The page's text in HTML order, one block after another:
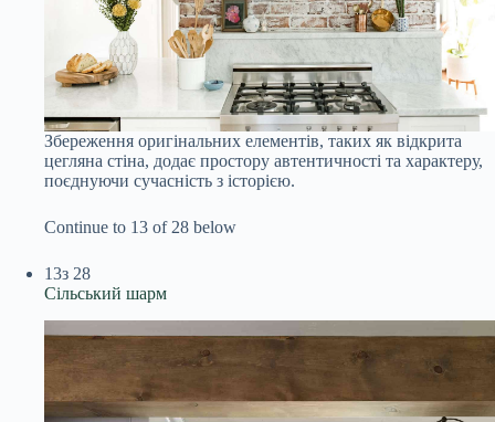
Збереження оригінальних елементів, таких як відкрита
цегляна стіна, додає простору автентичності та характеру,
поєднуючи сучасність з історією.
Continue to 13 of 28 below
13з 28
Сільський шарм